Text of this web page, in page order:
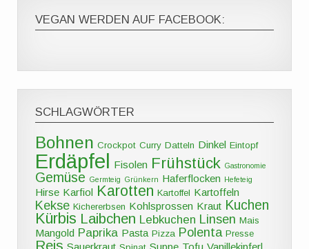
VEGAN WERDEN AUF FACEBOOK:
SCHLAGWÖRTER
Bohnen Crockpot Curry Datteln Dinkel Eintopf
Erdäpfel Fisolen Frühstück Gastronomie
Gemüse Germteig Grünkern Haferflocken Hefeteig
Hirse Karfiol Karotten Kartoffel Kartoffeln
Kekse Kichererbsen Kohlsprossen Kraut Kuchen
Kürbis Laibchen Lebkuchen Linsen Mais
Mangold Paprika Pasta Pizza Polenta Presse
Reis